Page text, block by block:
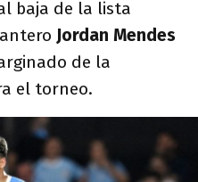
baja de la lista
Jordan Mendes
de la
el torneo.